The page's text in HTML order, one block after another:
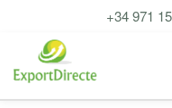
contenido
+34 971